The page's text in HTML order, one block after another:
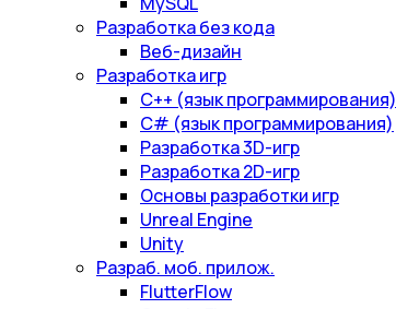
Разработка без кода
Веб-дизайн
Разработка игр
С++ (язык программирования)
С# (язык программирования)
Разработка 3D-игр
Разработка 2D-игр
Основы разработки игр
Unreal Engine
Unity
Разраб. моб. прилож.
FlutterFlow